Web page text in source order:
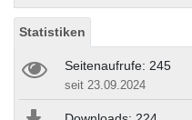
Statistiken
Seitenaufrufe: 245
seit 23.09.2024